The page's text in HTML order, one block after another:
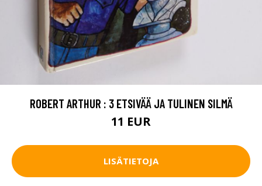
ROBERT ARTHUR : 3 ETSIVÄÄ JA TULINEN SILMÄ
11 EUR
LISÄTIETOJA